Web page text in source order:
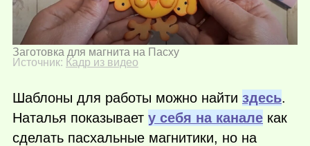
Заготовка для магнита на Пасху
Источник: Кадр из видео
Шаблоны для работы можно найти здесь.
Наталья показывает у себя на канале как
сделать пасхальные магнитики, но на